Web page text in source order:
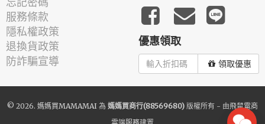
服務條款
隱私權政策
退換貨政策
防詐騙宣導
優惠領取
領取優惠
© 2026. 媽媽買MAMAMAI 為 媽媽買商行(88569680) 版權所有 - 由飛鼠電商